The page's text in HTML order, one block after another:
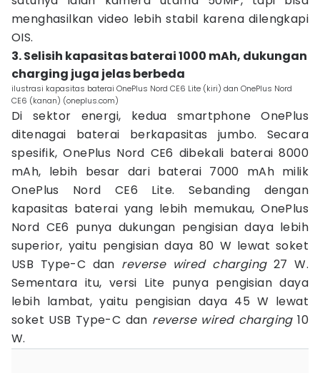
menghasilkan video lebih stabil karena dilengkapi
OIS.
3. Selisih kapasitas baterai 1000 mAh, dukungan
charging juga jelas berbeda
ilustrasi kapasitas baterai OnePlus Nord CE6 Lite (kiri) dan OnePlus Nord
CE6 (kanan) (oneplus.com)
Di sektor energi, kedua smartphone OnePlus
ditenagai baterai berkapasitas jumbo. Secara
spesifik, OnePlus Nord CE6 dibekali baterai 8000
mAh, lebih besar dari baterai 7000 mAh milik
OnePlus Nord CE6 Lite. Sebanding dengan
kapasitas baterai yang lebih memukau, OnePlus
Nord CE6 punya dukungan pengisian daya lebih
superior, yaitu pengisian daya 80 W lewat soket
USB Type-C dan reverse wired charging27 W.
Sementara itu, versi Lite punya pengisian daya
lebih lambat, yaitu pengisian daya 45 W lewat
soket USB Type-C dan reverse wired charging10
W.